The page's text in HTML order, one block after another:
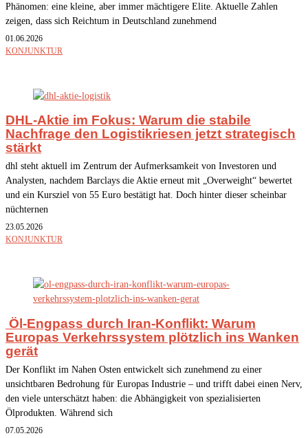
Phänomen: eine kleine, aber immer mächtigere Elite. Aktuelle Zahlen
zeigen, dass sich Reichtum in Deutschland zunehmend
01.06.2026
KONJUNKTUR
DHL-Aktie im Fokus: Warum die stabile
Nachfrage den Logistikriesen jetzt strategisch
stärkt
dhl steht aktuell im Zentrum der Aufmerksamkeit von Investoren und
Analysten, nachdem Barclays die Aktie erneut mit „Overweight“ bewertet
und ein Kursziel von 55 Euro bestätigt hat. Doch hinter dieser scheinbar
nüchternen
23.05.2026
KONJUNKTUR
Öl-Engpass durch Iran-Konflikt: Warum
Europas Verkehrssystem plötzlich ins Wanken
gerät
Der Konflikt im Nahen Osten entwickelt sich zunehmend zu einer
unsichtbaren Bedrohung für Europas Industrie – und trifft dabei einen Nerv,
den viele unterschätzt haben: die Abhängigkeit von spezialisierten
Ölprodukten. Während sich
07.05.2026